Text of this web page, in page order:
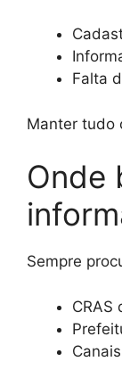
Falta
Manter tudo
Onde
Sempre
CRAS